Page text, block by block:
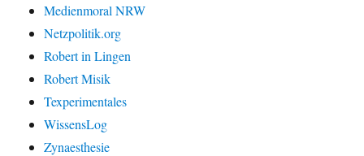
Medienmoral NRW
Netzpolitik.org
Robert in Lingen
Robert Misik
Texperimentales
WissensLog
Zynaesthesie